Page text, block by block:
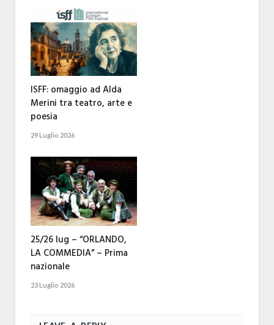
ISFF: omaggio ad Alda
Merini tra teatro, arte e
poesia
29 Luglio 2026
25/26 lug – “ORLANDO,
LA COMMEDIA” – Prima
nazionale
23 Luglio 2026